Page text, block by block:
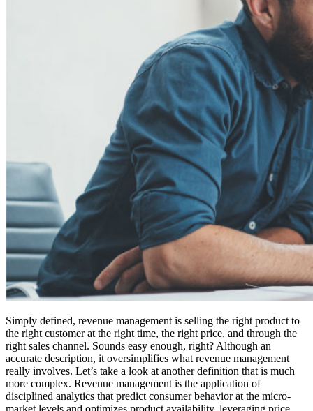
Simply defined, revenue management is selling the right product to
the right customer at the right time, the right price, and through the
right sales channel. Sounds easy enough, right? Although an
accurate description, it oversimplifies what revenue management
really involves. Let’s take a look at another definition that is much
more complex. Revenue management is the application of
disciplined analytics that predict consumer behavior at the micro-